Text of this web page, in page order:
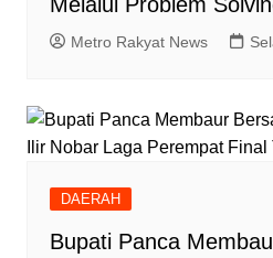
Melalui Problem
Metro Rakyat News
DAERAH
Bupati Panca